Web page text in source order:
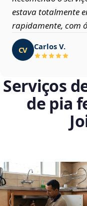
estava totalmente
rapidamente, com
CV Carlos V.
Serviços
de pia